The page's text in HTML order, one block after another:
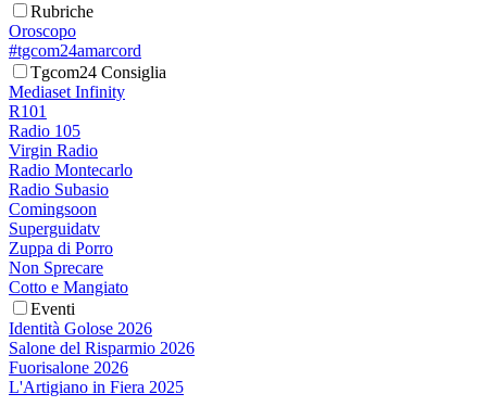
Rubriche
Oroscopo
#tgcom24amarcord
Tgcom24 Consiglia
Mediaset Infinity
R101
Radio 105
Virgin Radio
Radio Montecarlo
Radio Subasio
Comingsoon
Superguidatv
Zuppa di Porro
Non Sprecare
Cotto e Mangiato
Eventi
Identità Golose 2026
Salone del Risparmio 2026
Fuorisalone 2026
L'Artigiano in Fiera 2025